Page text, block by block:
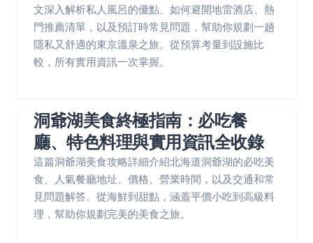
文深入解析私人風呂的優點、如何避開地雷酒店、熱
門推薦清單，以及預訂時常見問題，幫助你規劃一趟
隱私又舒適的東京溫泉之旅。從預算考量到設施比
較，所有實用資訊一次掌握。
洞爺湖美食終極指南：必吃餐
廳、特色料理與實用資訊全收錄
這篇洞爺湖美食攻略詳細介紹北海道洞爺湖的必吃美
食、人氣餐廳地址、價格、營業時間，以及交通和常
見問題解答。從海鮮到甜點，涵蓋平價小吃到高級料
理，幫助你規劃完美的美食之旅。